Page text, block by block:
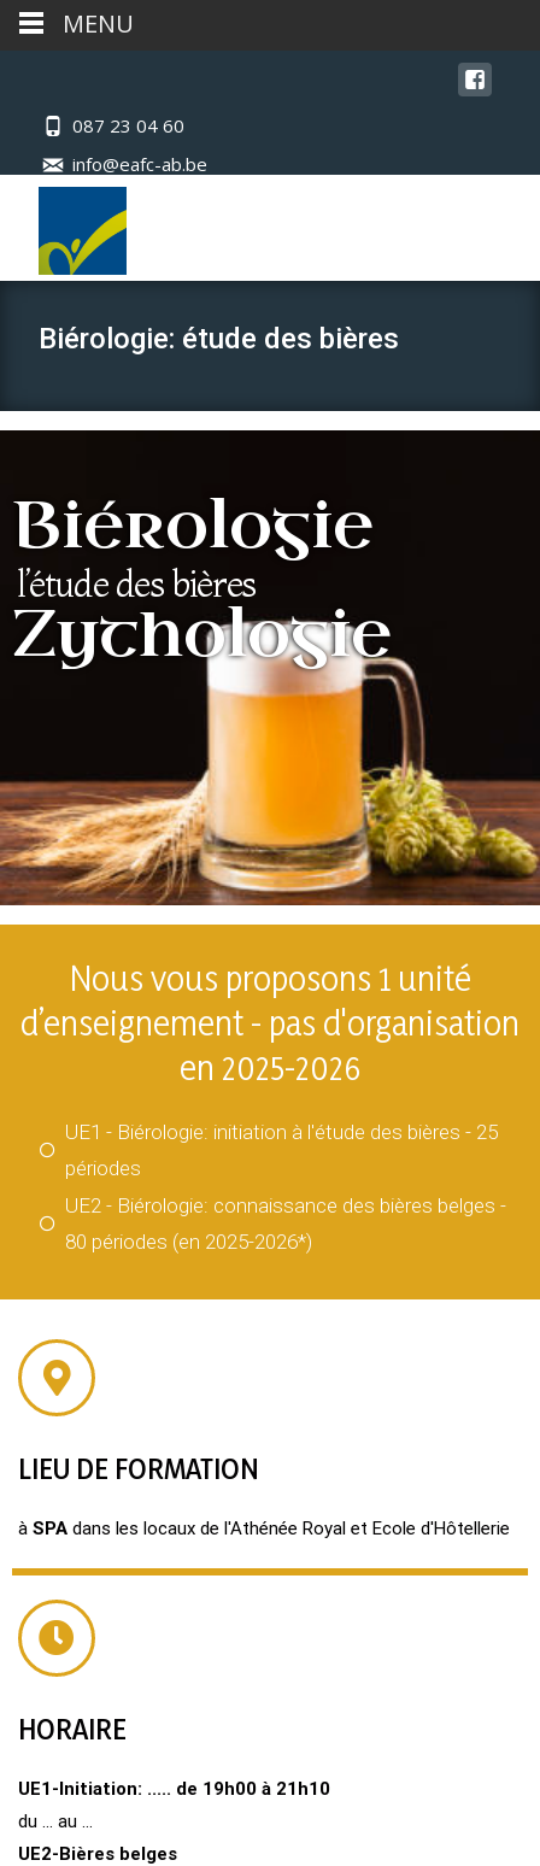
087 23 04 60
info@eafc-ab.be
Biérologie: étude des bières
Biérologie
Zythologie
l’étude des bières
Nous vous proposons 1 unité
d’enseignement- pas d'organisation
en 2025-2026
UE1 - Biérologie: initiation à l'étude des bières - 25
périodes
UE2 - Biérologie: connaissance des bières belges -
80 périodes (en 2025-2026*)
LIEU DE FORMATION
à SPA dans les locaux de l'Athénée Royal et Ecole d'Hôtellerie
HORAIRE
UE1-Initiation: ..... de 19h00 à 21h10
du ... au ...
UE2-Bières belges
MENU